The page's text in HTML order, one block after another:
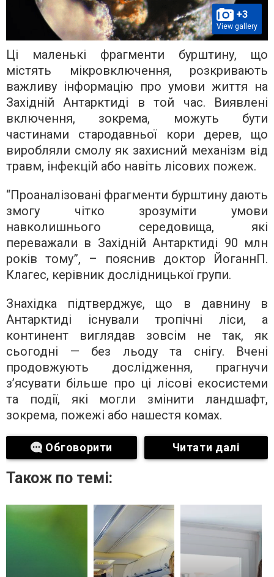
+3
View gallery
Ці маленькі фрагменти бурштину, що
містять мікровключення, розкривають
важливу інформацію про умови життя на
Західній Антарктиді в той час. Виявлені
включення, зокрема, можуть бути
частинами стародавньої кори дерев, що
виробляли смолу як захисний механізм від
травм, інфекцій або навіть лісових пожеж.
“Проаналізовані фрагменти бурштину дають
змогу чітко зрозуміти умови
навколишнього середовища, які
переважали в Західній Антарктиді 90 млн
років тому”, – пояснив доктор ЙоганнП.
Клагес, керівник дослідницької групи.
Знахідка підтверджує, що в давнину в
Антарктиді існували тропічні ліси, а
континент виглядав зовсім не так, як
сьогодні — без льоду та снігу. Вчені
продовжують дослідження, прагнучи
з’ясувати більше про ці лісові екосистеми
та події, які могли змінити ландшафт,
зокрема, пожежі або нашестя комах.
Обговорити Читати далі
Також по темі: